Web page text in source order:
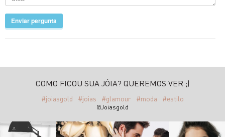
Enviar pergunta
COMO FICOU SUA JÓIA? QUEREMOS VER ;)
#joiasgold #joias #glamour #moda #estilo
@Joiasgold